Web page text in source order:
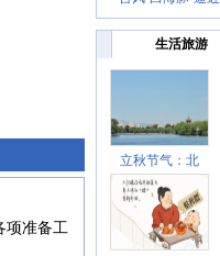
项准备工
生活旅游
立秋节气：北